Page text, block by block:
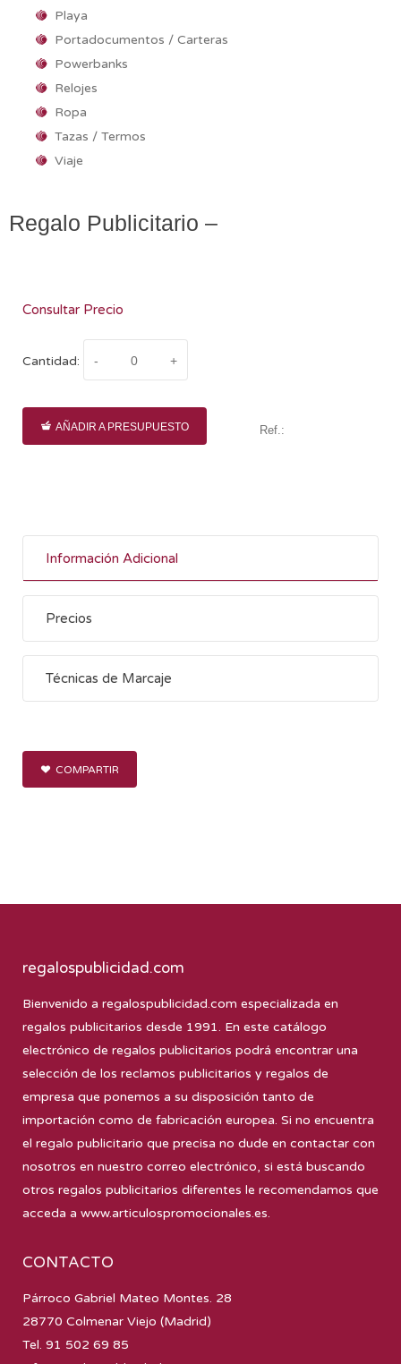
Playa
Portadocumentos / Carteras
Powerbanks
Relojes
Ropa
Tazas / Termos
Viaje
Regalo Publicitario –
Consultar Precio
Cantidad:
AÑADIR A PRESUPUESTO Ref.:
Información Adicional
Precios
Técnicas de Marcaje
COMPARTIR
regalospublicidad.com
Bienvenido a regalospublicidad.com especializada en
regalos publicitarios desde 1991. En este catálogo
electrónico de regalos publicitarios podrá encontrar una
selección de los reclamos publicitarios y regalos de
empresa que ponemos a su disposición tanto de
importación como de fabricación europea. Si no encuentra
el regalo publicitario que precisa no dude en contactar con
nosotros en nuestro correo electrónico, si está buscando
otros regalos publicitarios diferentes le recomendamos que
acceda a www.articulospromocionales.es.
CONTACTO
Párroco Gabriel Mateo Montes. 28
28770 Colmenar Viejo (Madrid)
Tel. 91 502 69 85